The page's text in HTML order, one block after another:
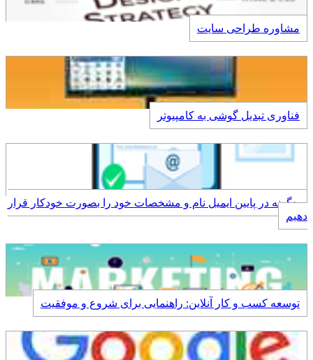
مشاوره طراحی سایت
فناوری تبدیل گوشی به کامپیوتر
چگونه در پایین ایمیل نام و مشخصات خود را بصورت خودکار قرار
دهیم
توسعه کسب و کار آنلاین: راهنمایی برای شروع و موفقیت